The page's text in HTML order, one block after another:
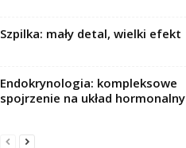
Szpilka: mały detal, wielki efekt
Endokrynologia: kompleksowe
spojrzenie na układ hormonalny